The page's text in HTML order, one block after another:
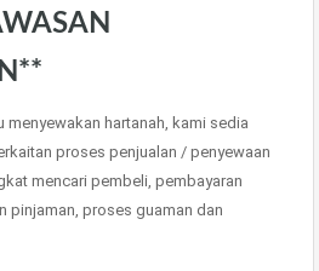
menyewakan hartanah, kami sedia
proses penjualan / penyewaan
mencari pembeli, pembayaran
pinjaman, proses guaman dan